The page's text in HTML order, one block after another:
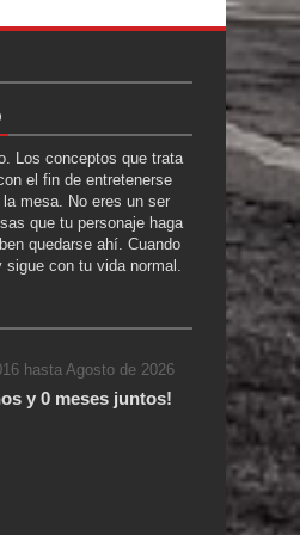
Los conceptos que trata
el fin de entretenerse
mesa. No eres un ser
que tu personaje haga
quedarse ahí. Cuando
con tu vida normal.
hasta Agosto de 2026
y 0 meses juntos!